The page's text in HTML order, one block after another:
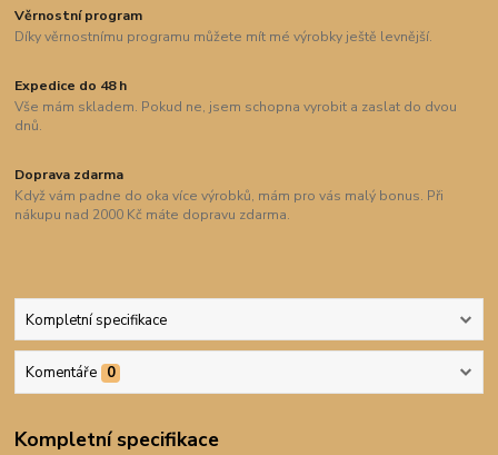
Věrnostní program
Díky věrnostnímu programu můžete mít mé výrobky ještě levnější.
Expedice do 48 h
Vše mám skladem. Pokud ne, jsem schopna vyrobit a zaslat do dvou
dnů.
Doprava zdarma
Když vám padne do oka více výrobků, mám pro vás malý bonus. Při
nákupu nad 2000 Kč máte dopravu zdarma.
Kompletní specifikace
Komentáře 0
Kompletní specifikace